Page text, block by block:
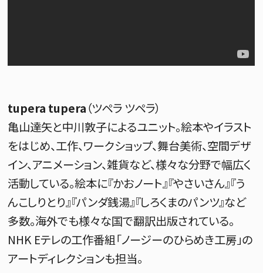
tupera tupera（ツペラ ツペラ）
亀山達矢と中川敦子によるユニット。絵本やイラスト
をはじめ、工作、ワークショップ、舞台美術、空間デザ
イン、アニメーション、雑貨など、様々な分野で幅広く
活動している。絵本に『かおノート』『やさいさん』『う
んこしりとり』『パンダ銭湯』『しろくまのパンツ』など
多数。海外でも様々な国で翻訳出版されている。
NHK Eテレの工作番組「ノージーのひらめき工房」の
アートディレクションも担当。